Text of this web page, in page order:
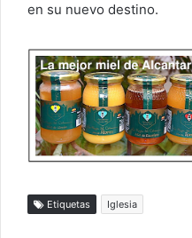
en su nuevo destino.
Etiquetas Iglesia